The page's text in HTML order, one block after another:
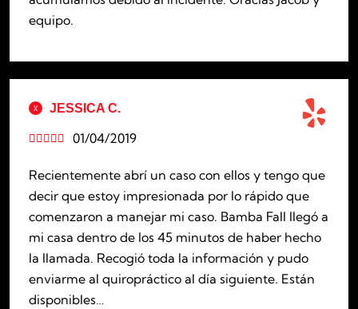
equipo.
JESSICA C.
01/04/2019

Recientemente abrí un caso con ellos y tengo que
decir que estoy impresionada por lo rápido que
comenzaron a manejar mi caso. Bamba Fall llegó a
mi casa dentro de los 45 minutos de haber hecho
la llamada. Recogió toda la información y pudo
enviarme al quiropráctico al día siguiente. Están
disponibles…